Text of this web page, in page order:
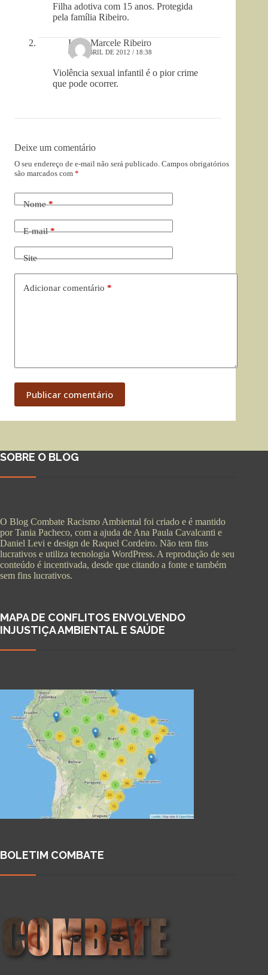
Filha adotiva com 15 anos. Protegida
pela família Ribeiro.
Lívia Marcele Ribeiro
6 DE ABRIL DE 2012 / 18:38
Violência sexual infantil é o pior crime
que pode ocorrer.
Deixe um comentário
O seu endereço de e-mail não será publicado. Campos obrigatórios
são marcados com *
Nome*
E-mail*
Site
Adicionar comentário *
Publicar comentário
SOBRE O BLOG
O Blog Combate Racismo Ambiental foi criado e é mantido
por Tania Pacheco, com a ajuda de Ana Paula Cavalcanti e
Daniel Levi e design de Raquel Cordeiro. Não tem fins
lucrativos e utiliza tecnologia WordPress. A reprodução de seu
conteúdo é incentivada, desde que citando a fonte e também
sem fins lucrativos.
MAPA DE CONFLITOS ENVOLVENDO
INJUSTIÇA AMBIENTAL E SAÚDE
BOLETIM COMBATE